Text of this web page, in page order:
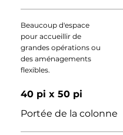
Beaucoup d'espace
pour accueillir de
grandes opérations ou
des aménagements
flexibles.
40 pi x 50 pi
Portée de la colonne